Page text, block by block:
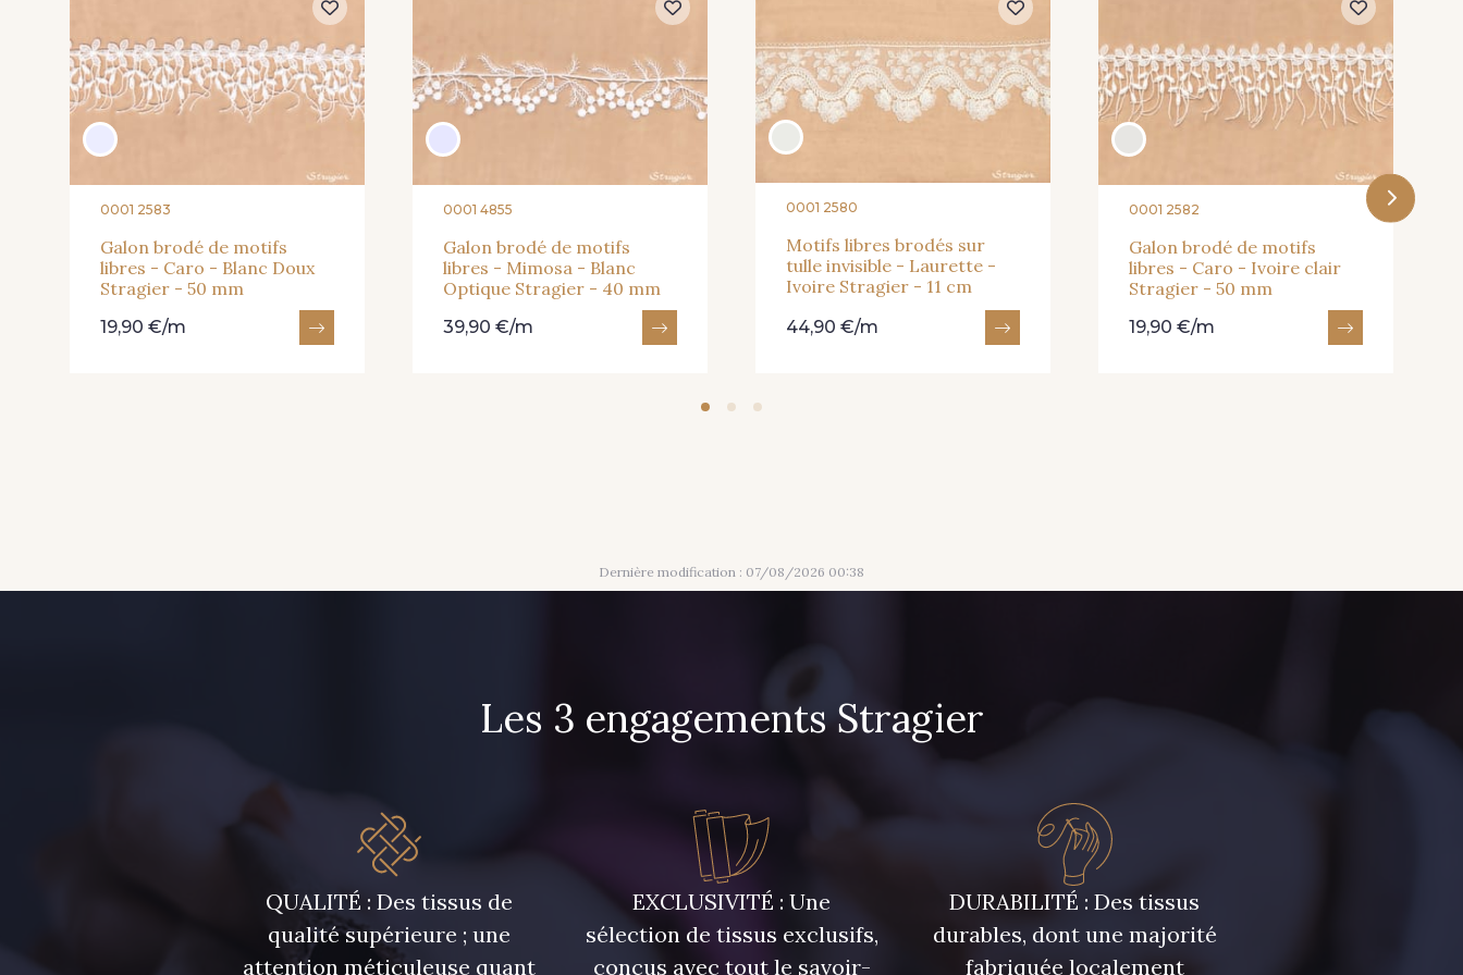
0001 2583
Galon brodé de motifs
libres - Caro - Blanc Doux
Stragier - 50 mm
19,90 €/m
0001 4855
Galon brodé de motifs
libres - Mimosa - Blanc
Optique Stragier - 40 mm
39,90 €/m
0001 2580
Motifs libres brodés sur
tulle invisible - Laurette -
Ivoire Stragier - 11 cm
44,90 €/m
0001 2582
Galon brodé de motifs
libres - Caro - Ivoire clair
Stragier - 50 mm
19,90 €/m
Dernière modification : 07/08/2026 00:38
Les 3 engagements Stragier
QUALITÉ : Des tissus de
qualité supérieure ; une
attention méticuleuse quant
EXCLUSIVITÉ : Une
sélection de tissus exclusifs,
conçus avec tout le savoir-
DURABILITÉ : Des tissus
durables, dont une majorité
fabriquée localement